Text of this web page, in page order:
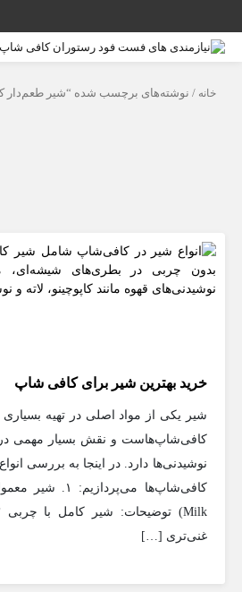
خانه/ نوشته‌های برچسب شده “شیر طعم‌دار
خرید بهترین شیر برای کافی شاپ
شیر یکی از مواد اصلی در تهیه بسیاری
کافی‌شاپ‌هاست و نقش بسیار مهمی در
نوشیدنی‌ها دارد. در اینجا به بررسی
غنی‌تری […]